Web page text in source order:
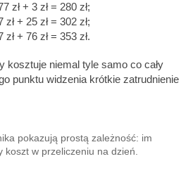
zł + 3 zł = 280 zł;
+ 25 zł = 302 zł;
+ 76 zł = 353 zł.
kosztuje niemal tyle samo co cały
punktu widzenia krótkie zatrudnienie
pokazują prostą zależność: im
koszt w przeliczeniu na dzień.